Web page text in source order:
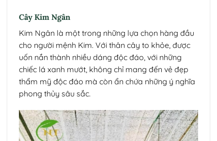
Cây Kim Ngân
Kim Ngân là một trong những lựa chọn hàng đầu
cho người mệnh Kim. Với thân cây to khỏe, được
uốn nắn thành nhiều dáng độc đáo, với những
chiếc lá xanh mướt, không chỉ mang đến vẻ đẹp
thẩm mỹ độc đáo mà còn ẩn chứa những ý nghĩa
phong thủy sâu sắc.